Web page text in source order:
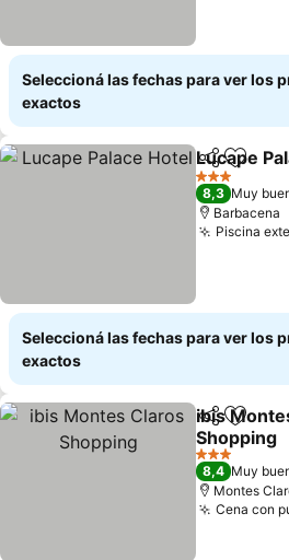
Seleccioná las fechas para ver los
exactos
Compartir
Lucape
3 Estrellas
8,3 Muy
Barbacena
Piscina
Seleccioná las fechas para ver los
exactos
Compartir
ibis
Shopping
3 Estrellas
8,4 Muy
Montes
Cena con